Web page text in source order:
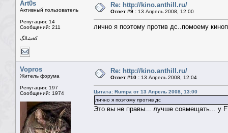
Art0s
Активный пользователь
Репутация: 14
Сообщений: 211
كخشالگ
Re: http://kino.anthill.ru/
Ответ #9 : 13 Апрель 2008, 12:00
лично я поэтому против дс..помоему
Vopros
Житель форума
Репутация: 197
Сообщений: 1974
Re: http://kino.anthill.ru/
Ответ #10 : 13 Апрель 2008, 12:04
Цитата: Rumpa от 13 Апрель 2008, 13:00
лично я поэтому против дс
Это вы не правы... лучше совмещать... у